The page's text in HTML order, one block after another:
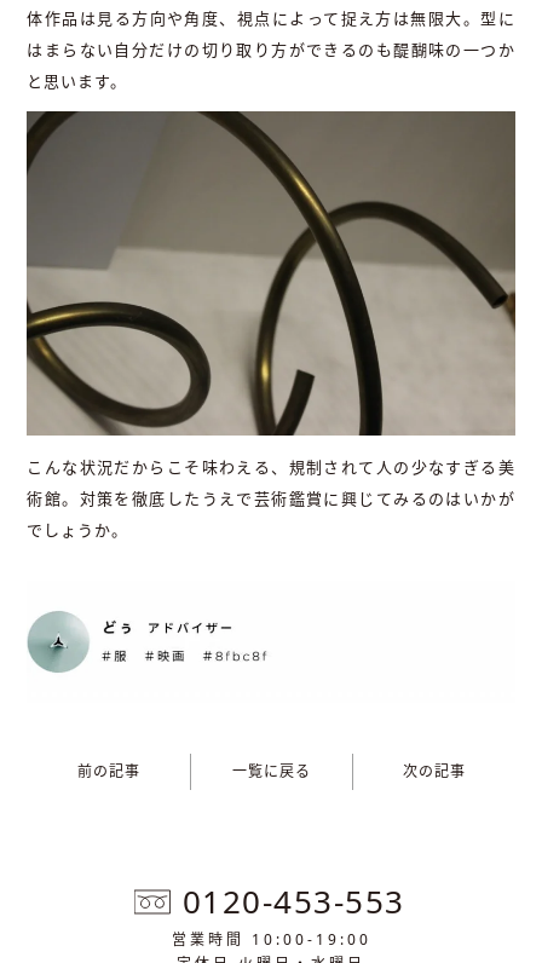
体作品は見る方向や角度、視点によって捉え方は無限大。型に
はまらない自分だけの切り取り方ができるのも醍醐味の一つか
と思います。
こんな状況だからこそ味わえる、規制されて人の少なすぎる美
術館。対策を徹底したうえで芸術鑑賞に興じてみるのはいかが
でしょうか。
前の記事 一覧に戻る 次の記事
0120-453-553
営業時間 10:00-19:00